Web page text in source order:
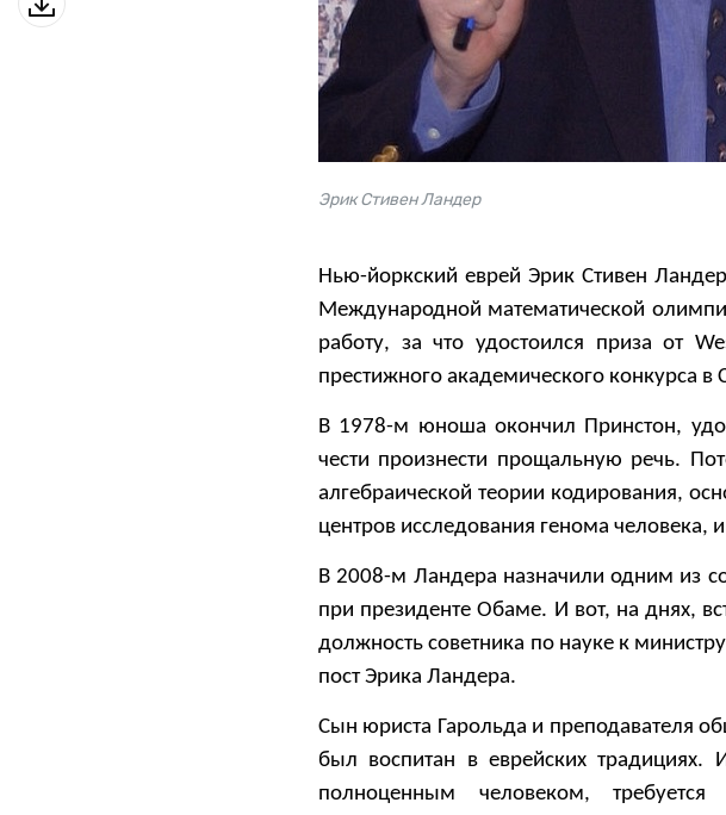
Эрик Стивен Ландер
Нью-йоркский еврей Эрик Стивен
Международной математической
работу, за что удостоился приза от
престижного академического конкурса
В 1978-м юноша окончил Принстон,
чести произнести прощальную речь.
алгебраической теории кодирования,
центров исследования генома
В 2008-м Ландера назначили одним из
при президенте Обаме. И вот, на днях,
должность советника по науке к
пост Эрика Ландера.
Сын юриста Гарольда и преподавателя
был воспитан в еврейских
полноценным человеком, требуется